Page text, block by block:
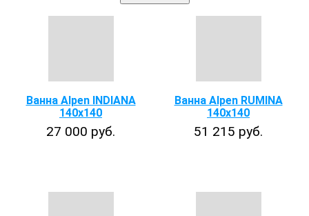
Ванна Alpen INDIANA
140x140
27 000 руб.
Ванна Alpen RUMINA
140x140
51 215 руб.